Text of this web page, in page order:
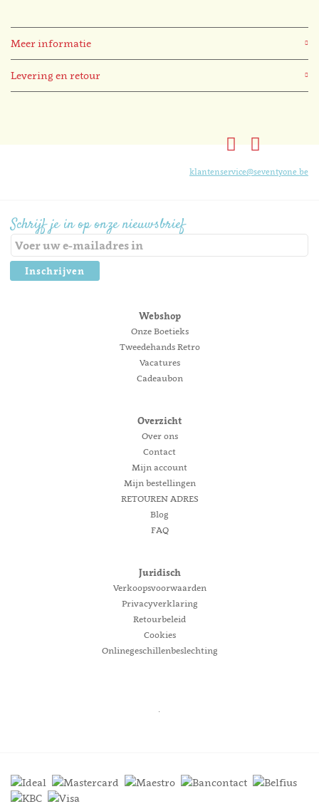
Meer informatie
Levering en retour
Schrijf je in op onze nieuwsbrief
Inschrijven
klantenservice@seventyone.be
Webshop
Onze Boetieks
Tweedehands Retro
Vacatures
Cadeaubon
Overzicht
Over ons
Contact
Mijn account
Mijn bestellingen
RETOUREN ADRES
Blog
FAQ
Juridisch
Verkoopsvoorwaarden
Privacyverklaring
Retourbeleid
Cookies
Onlinegeschillenbeslechting